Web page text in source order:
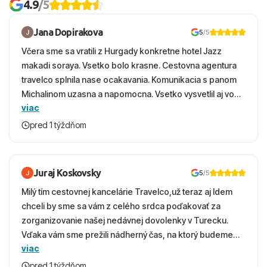
4.9/5
Jana Dopirakova 5/5
Včera sme sa vratili z Hurgady konkretne hotel Jazz
makadi soraya. Vsetko bolo krasne. Cestovna agentura
travelco splnila nase ocakavania. Komunikacia s panom
Michalinom uzasna a napomocna. Vsetko vysvetlil aj vo
vecernych hodinach zaco sa ospravedlnujem. Hotel
krasny, cisty. Sluzby top. Strava, prostredie, more,
viac
pred 1 týždňom
Juraj Koskovsky 5/5
Milý tím cestovnej kancelárie Travelco,už teraz aj Idem
chceli by sme sa vám z celého srdca poďakovať za
zorganizovanie našej nedávnej dovolenky v Turecku.
Vďaka vám sme prežili nádherný čas, na ktorý budeme
ešte dlho s úsmevom spomínať. ​Všetko prebehlo
absolútne hladko – od prvotného výberu zájazdu, cez
viac